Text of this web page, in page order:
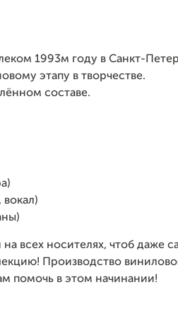
1993м году в Санкт-
этапу в творчестве.
составе.
на всех носителях, чтоб
Производство
помочь в этом начинании!